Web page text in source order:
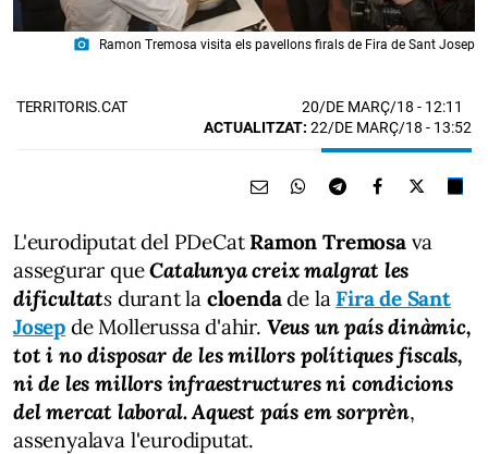
photo_camera Ramon Tremosa visita els pavellons firals de Fira de Sant Josep
TERRITORIS.CAT 20/DE MARÇ/18 - 12:11
ACTUALITZAT: 22/DE MARÇ/18 - 13:52
L'eurodiputat del PDeCat Ramon Tremosava
assegurar queCatalunya creix malgrat les
dificultatsdurant la cloendade la Fira de Sant
Josep de Mollerussa d'ahir. Veus un país dinàmic,
tot i no disposar de les millors polítiques fiscals,
ni de les millors infraestructures ni condicions
del mercat laboral. Aquest país em sorprèn,
assenyalava l'eurodiputat.